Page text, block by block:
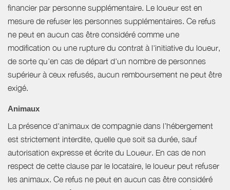
financier par personne supplémentaire. Le loueur est en
mesure de refuser les personnes supplémentaires. Ce refus
ne peut en aucun cas être considéré comme une
modification ou une rupture du contrat à l'initiative du loueur,
de sorte qu'en cas de départ d'un nombre de personnes
supérieur à ceux refusés, aucun remboursement ne peut être
exigé.
Animaux
La présence d'animaux de compagnie dans l’hébergement
est strictement interdite, quelle que soit sa durée, sauf
autorisation expresse et écrite du Loueur. En cas de non
respect de cette clause par le locataire, le loueur peut refuser
les animaux. Ce refus ne peut en aucun cas être considéré